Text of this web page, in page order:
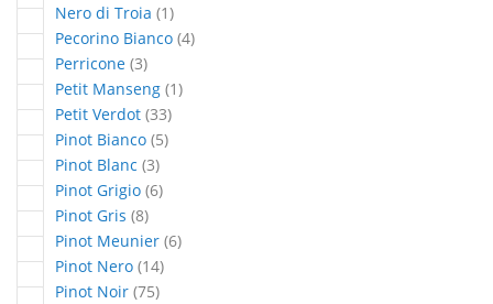
Nero di Troia 1article
Pecorino Bianco 4articles
Perricone 3articles
Petit Manseng 1article
Petit Verdot 33articles
Pinot Bianco 5articles
Pinot Blanc 3articles
Pinot Grigio 6articles
Pinot Gris 8articles
Pinot Meunier 6articles
Pinot Nero 14articles
Pinot Noir 75articles